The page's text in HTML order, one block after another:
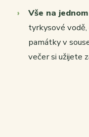
Vše na
tyrkysové
památky v
večer si užijete